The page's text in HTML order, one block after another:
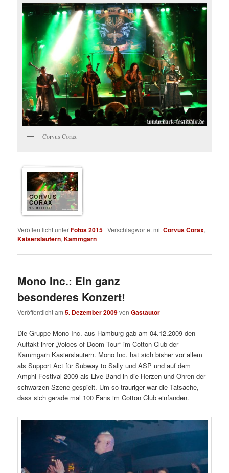
Corvus Corax
CORVUS
CORAX
15 BILDER
Veröffentlicht unterFotos 2015 |Verschlagwortet mitCorvus Corax,
Kaiserslautern,Kammgarn
Mono Inc.: Ein ganz
besonderes Konzert!
Veröffentlicht am5. Dezember 2009vonGastautor
Die Gruppe Mono Inc. aus Hamburg gab am 04.12.2009 den
Auftakt ihrer „Voices of Doom Tour“ im Cotton Club der
Kammgarn Kasierslautern. Mono Inc. hat sich bisher vor allem
als Support Act für Subway to Sally und ASP und auf dem
Amphi-Festival 2009 als Live Band in die Herzen und Ohren der
schwarzen Szene gespielt. Um so trauriger war die Tatsache,
dass sich gerade mal 100 Fans im Cotton Club einfanden.